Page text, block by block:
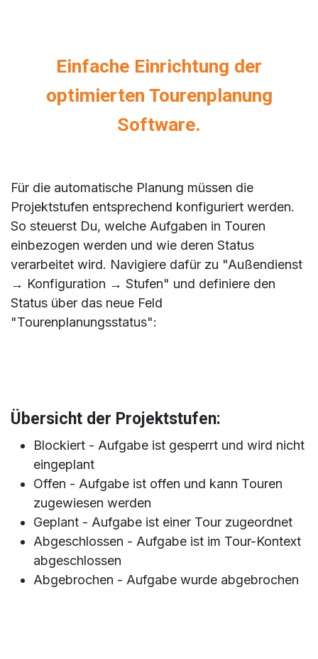
Einfache Einrichtung der
optimierten Tourenplanung
Software.
Für die automatische Planung müssen die
Projektstufen entsprechend konfiguriert werden.
So steuerst Du, welche Aufgaben in Touren
einbezogen werden und wie deren Status
verarbeitet wird. Navigiere dafür zu "Außendienst
→ Konfiguration → Stufen" und definiere den
Status über das neue Feld
"Tourenplanungsstatus":
Übersicht der Projektstufen:
Blockiert - Aufgabe ist gesperrt und wird nicht
eingeplant
Offen - Aufgabe ist offen und kann Touren
zugewiesen werden
Geplant - Aufgabe ist einer Tour zugeordnet
Abgeschlossen - Aufgabe ist im Tour-Kontext
abgeschlossen
Abgebrochen - Aufgabe wurde abgebrochen